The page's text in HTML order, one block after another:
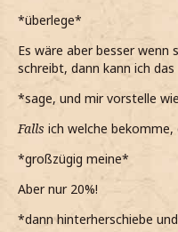
*überlege*
Es wäre aber besser wenn
schreibt, dann kann ich
*sage, und mir vorstelle
Falls ich welche
*großzügig meine*
Aber nur 20%!
*dann hinterherschiebe